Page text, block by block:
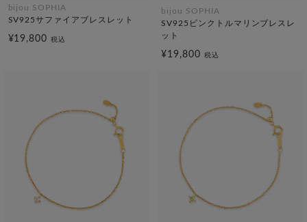
bijou SOPHIA
SV925サファイアブレスレット
¥19,800税込
bijou SOPHIA
SV925ピンクトルマリンブレスレ
ット
¥19,800 税込